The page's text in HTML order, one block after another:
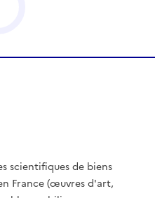
scientifiques de biens
France (œuvres d'art,